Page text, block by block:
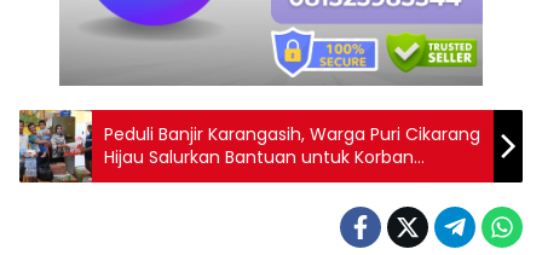
Peduli Banjir Karangasih, Warga Puri Cikarang
Hijau Salurkan Bantuan untuk Korban
Terdampak